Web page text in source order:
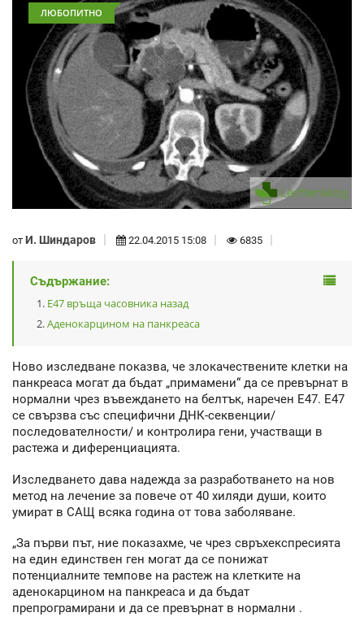
ЛЮБОПИТНО
от И. Шиндаров 22.04.2015 15:08 6835
Съдържание:
Е47 връща часовника назад
Аденокарцином на панкреаса
Ново изследване показва, че злокачествените клетки на
панкреаса могат да бъдат „примамени“ да се превърнат в
нормални чрез въвеждането на белтък, наречен Е47. Е47
се свързва със специфични ДНК-секвенции/
последователности/ и контролира гени, участващи в
растежа и диференциацията.
Изследването дава надежда за разработването на нов
метод на лечение за повече от 40 хиляди души, които
умират в САЩ всяка година от това заболяване.
„За първи път, ние показахме, че чрез свръхекспресията
на един единствен ген могат да се понижат
потенциалните темпове на растеж на клетките на
аденокарцином на панкреаса и да бъдат
препрограмирани и да се превърнат в нормални .